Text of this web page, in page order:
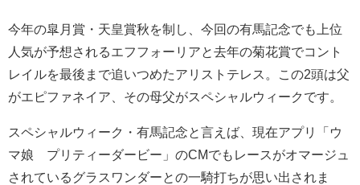
今年の皐月賞・天皇賞秋を制し、今回の有馬記念でも上位
人気が予想されるエフフォーリアと去年の菊花賞でコント
レイルを最後まで追いつめたアリストテレス。この2頭は父
がエピファネイア、その母父がスペシャルウィークです。
スペシャルウィーク・有馬記念と言えば、現在アプリ「ウ
マ娘 プリティーダービー」のCMでもレースがオマージュ
されているグラスワンダーとの一騎打ちが思い出されま